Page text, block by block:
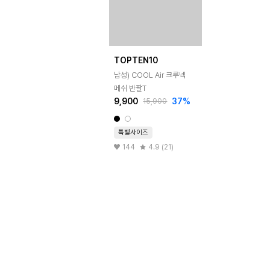
TOPTEN10
남성) COOL Air 크루넥
메쉬 반팔T
9,900 15,900 37%
특별사이즈
144 4.9 (21)